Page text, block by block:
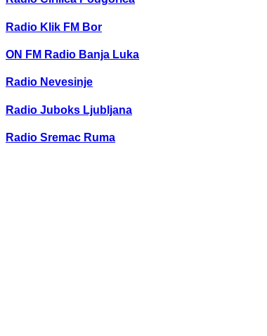
Radio Klik FM Bor
ON FM Radio Banja Luka
Radio Nevesinje
Radio Juboks Ljubljana
Radio Sremac Ruma